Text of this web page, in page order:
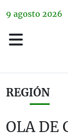
9 agosto 2026
REGIÓN
OLA DE